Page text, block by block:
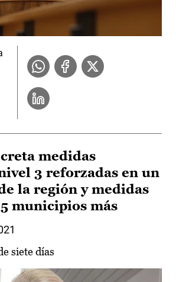
medidas
3 reforzadas en un
la región y medidas
municipios más
siete días